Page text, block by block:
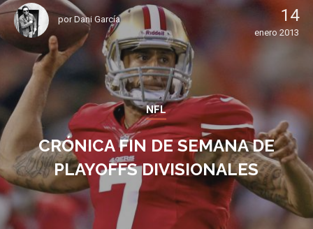
porDani García 14
enero 2013
NFL
CRÓNICA FIN DE SEMANA DE
PLAYOFFS DIVISIONALES